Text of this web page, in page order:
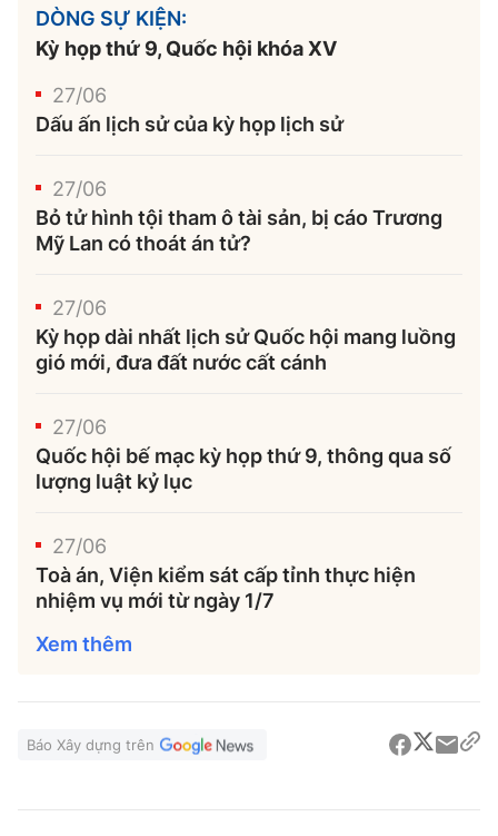
DÒNG SỰ KIỆN:
Kỳ họp thứ 9, Quốc hội khóa XV
27/06
Dấu ấn lịch sử của kỳ họp lịch sử
27/06
Bỏ tử hình tội tham ô tài sản, bị cáo Trương
Mỹ Lan có thoát án tử?
27/06
Kỳ họp dài nhất lịch sử Quốc hội mang luồng
gió mới, đưa đất nước cất cánh
27/06
Quốc hội bế mạc kỳ họp thứ 9, thông qua số
lượng luật kỷ lục
27/06
Toà án, Viện kiểm sát cấp tỉnh thực hiện
nhiệm vụ mới từ ngày 1/7
Xem thêm
Báo Xây dựng trên